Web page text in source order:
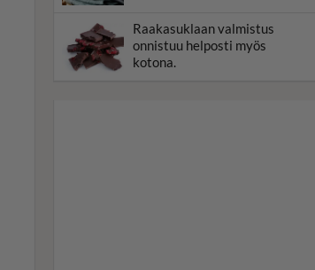
Raakasuklaan valmistus
onnistuu helposti myös
kotona.